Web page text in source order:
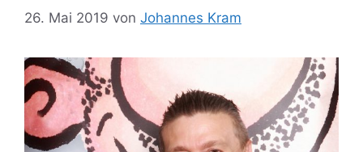
26. Mai 2019 von Johannes Kram